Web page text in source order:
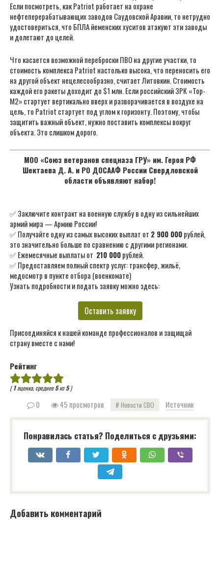
Если посмотреть, как Patriot работает на охране
нефтеперерабатывающих заводов Саудовской Аравии, то нетрудно
удостовериться, что БПЛА йеменских хуситов атакуют эти заводы
и долетают до целей.
Что касается возможной переброски ПВО на другие участки, то
стоимость комплекса Patriot настолько высока, что переносить его
на другой объект нецелесообразно, считает Литовкин. Стоимость
каждой его ракеты доходит до $1 млн. Если российский ЗРК «Тор-
М2» стартует вертикально вверх и разворачивается в воздухе на
цель, то Patriot стартует под углом к горизонту. Поэтому, чтобы
защитить важный объект, нужно поставить комплексы вокруг
объекта. Это слишком дорого.
МОО «Союз ветеранов спецназа ГРУ» им. Героя РФ
Шектаева Д. А. и РО ДОСААФ России Свердловской
области объявляют набор!
✅ Заключите контракт на военную службу в одну из сильнейших
армий мира — Армию России!
✅ Получайте одну из самых высоких выплат от 2 900 000рублей,
это значительно больше по сравнению с другими регионами.
✅ Ежемесячные выплаты от 210 000рублей.
✅ Предоставляем полный спектр услуг: трансфер, жильё,
медосмотр в пункте отбора (военкомате)
Узнать подробности и подать заявку можно здесь:
Оставить заявку
Присоединяйся к нашей команде профессионалов и защищай
страну вместе с нами!
Рейтинг
(1оценка, среднее5из5)
0 45 просмотров Новости СВО Источник
Понравилась статья? Поделиться с друзьями:
Добавить комментарий